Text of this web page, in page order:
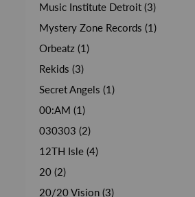
Music Institute Detroit (3)
Mystery Zone Records (1)
Orbeatz (1)
Rekids (3)
Secret Angels (1)
00:AM (1)
030303 (2)
12TH Isle (4)
20 (2)
20/20 Vision (3)